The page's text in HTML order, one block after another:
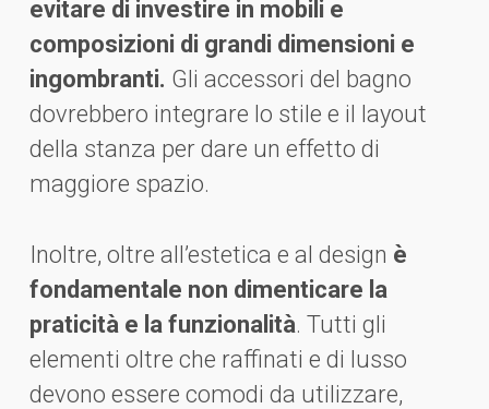
evitare di investire in mobili e
composizioni di grandi dimensioni e
ingombranti. Gli accessori del bagno
dovrebbero integrare lo stile e il layout
della stanza per dare un effetto di
maggiore spazio.
Inoltre, oltre all’estetica e al design è
fondamentale non dimenticare la
praticità e la funzionalità. Tutti gli
elementi oltre che raffinati e di lusso
devono essere comodi da utilizzare,